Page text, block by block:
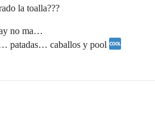
la toalla???
no ma…
patadas… caballos y pool